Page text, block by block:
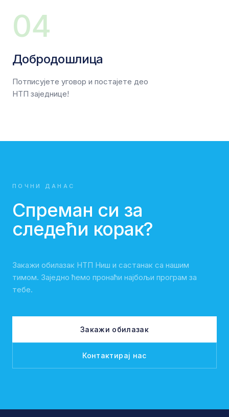
04
Добродошлица
Потписујете уговор и постајете део
НТП заједнице!
ПОЧНИ ДАНАС
Спреман си за
следећи корак?
Закажи обилазак НТП Ниш и састанак са нашим
тимом. Заједно ћемо пронаћи најбољи програм за
тебе.
Закажи обилазак
Контактирај нас